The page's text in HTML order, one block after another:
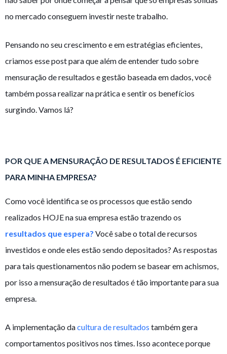
no mercado conseguem investir neste trabalho.
Pensando no seu crescimento e em estratégias eficientes,
criamos esse post para que além de entender tudo sobre
mensuração de resultados e gestão baseada em dados, você
também possa realizar na prática e sentir os benefícios
surgindo. Vamos lá?
POR QUE A MENSURAÇÃO DE RESULTADOS É EFICIENTE
PARA MINHA EMPRESA?
Como você identifica se os processos que estão sendo
realizados HOJE na sua empresa estão trazendo os
resultados que espera? Você sabe o total de recursos
investidos e onde eles estão sendo depositados? As respostas
para tais questionamentos não podem se basear em achismos,
por isso a mensuração de resultados é tão importante para sua
empresa.
A implementação dacultura de resultados também gera
comportamentos positivos nos times. Isso acontece porque